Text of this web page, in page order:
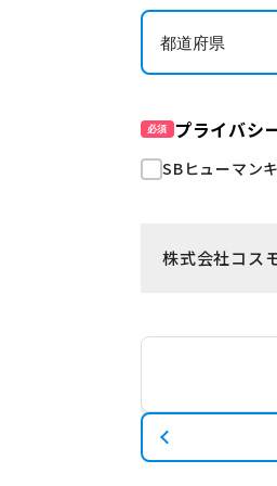
必須 プライバシ
SBヒューマン
株式会社コス